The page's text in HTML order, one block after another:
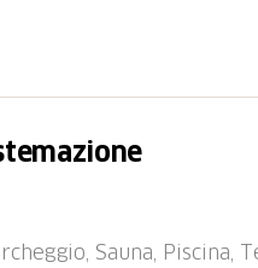
Sauna, Piscina,